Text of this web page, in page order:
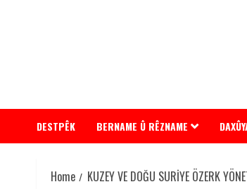
DESTPÊK BERNAME Û RÊZNAME
Home KUZEY VE DOĞU SURİYE ÖZERK